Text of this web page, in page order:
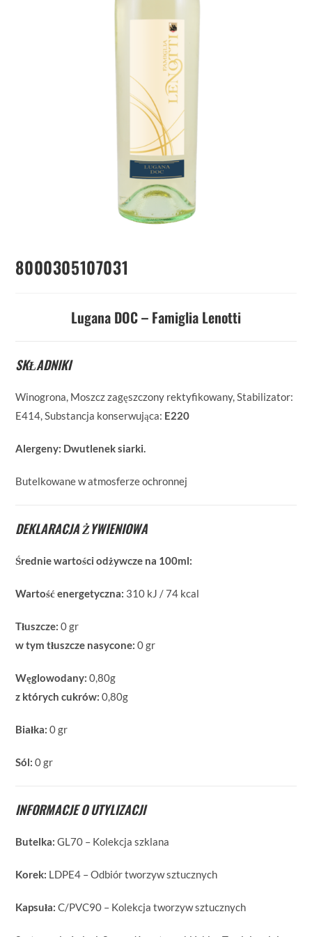
8000305107031
Lugana DOC – Famiglia Lenotti
SKŁADNIKI
Winogrona, Moszcz zagęszczony rektyfikowany, Stabilizator:
E414, Substancja konserwująca: E220
Alergeny: Dwutlenek siarki.
Butelkowane w atmosferze ochronnej
DEKLARACJA ŻYWIENIOWA
Średnie wartości odżywcze na 100ml:
Wartość energetyczna: 310 kJ / 74 kcal
Tłuszcze: 0 gr
w tym tłuszcze nasycone: 0 gr
Węglowodany: 0,80g
z których cukrów: 0,80g
Białka:0 gr
Sól:0 gr
INFORMACJE O UTYLIZACJI
Butelka:GL70 – Kolekcja szklana
Korek: LDPE4 – Odbiór tworzyw sztucznych
Kapsuła:C/PVC90 – Kolekcja tworzyw sztucznych